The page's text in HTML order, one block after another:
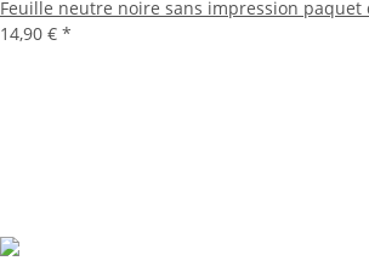
Feuille neutre noire sans impression paquet
14,90 € *